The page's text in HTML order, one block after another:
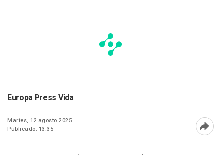
Europa Press Vida
Martes, 12 agosto 2025
Publicado: 13:35